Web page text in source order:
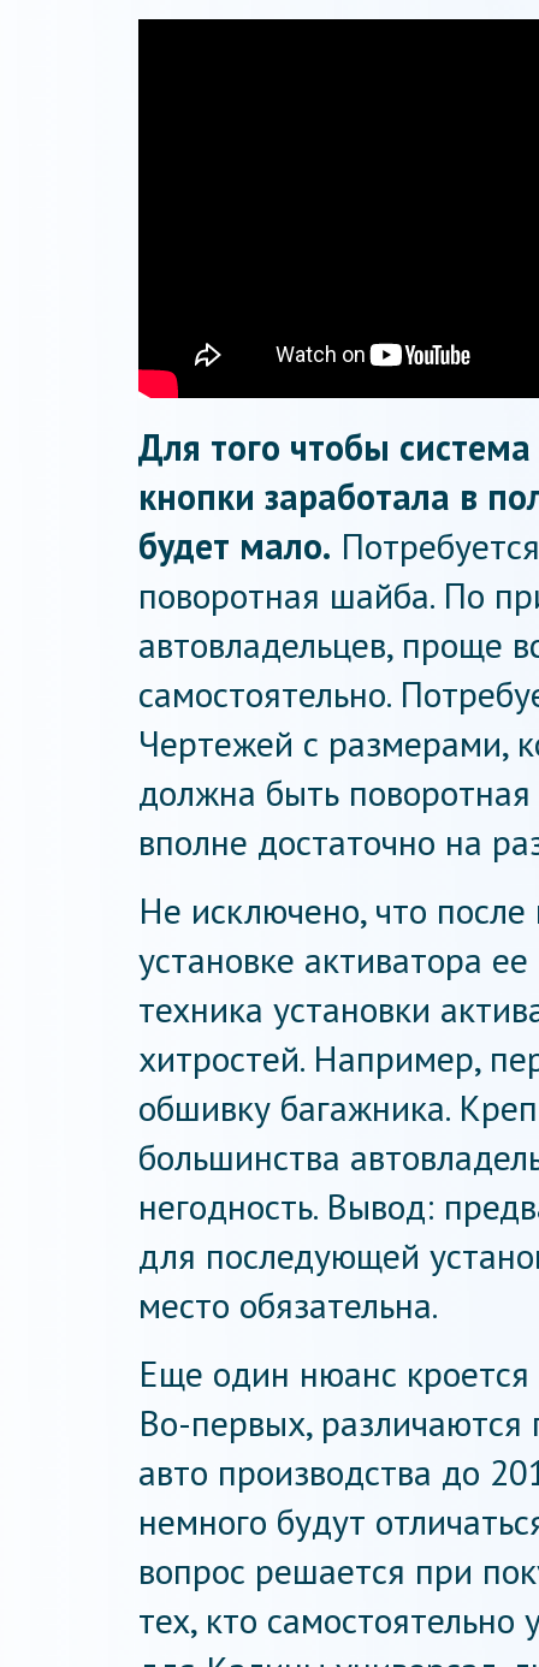
Для того чтобы
кнопки заработала в
будет мало.
поворотная шайба. По
автовладельцев, проще
самостоятельно.
Чертежей с размерами,
должна быть
вполне достаточно на
Не исключено, что
установке активатора
техника установки
хитростей. Например,
обшивку багажника.
большинства
негодность. Вывод:
для последующей
место обязательна.
Еще один нюанс
Во-первых, различаются
авто производства до
немного будут
вопрос решается при
тех, кто самостоятельно